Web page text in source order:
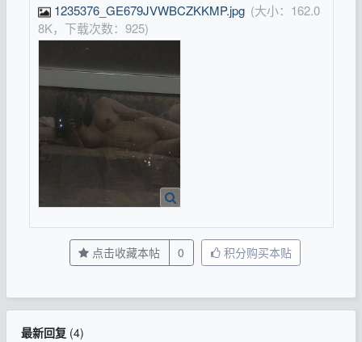
1235376_GE679JVWBCZKKMP.jpg (大小：162.0
8K，下载次数：925)
点击收藏本帖 0 积分购买本贴
最新回复(4)